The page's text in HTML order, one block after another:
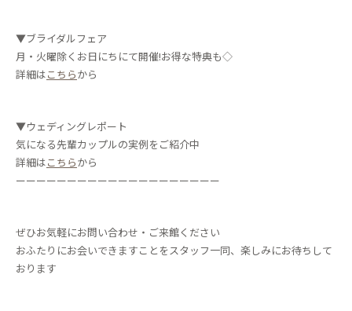
▼ブライダルフェア
月・火曜除くお日にちにて開催!お得な特典も◇
詳細はこちらから
▼ウェディングレポート
気になる先輩カップルの実例をご紹介中
詳細はこちらから
ーーーーーーーーーーーーーーーーーーーー
ぜひお気軽にお問い合わせ・ご来館ください
おふたりにお会いできますことをスタッフ一同、楽しみにお待ちして
おります